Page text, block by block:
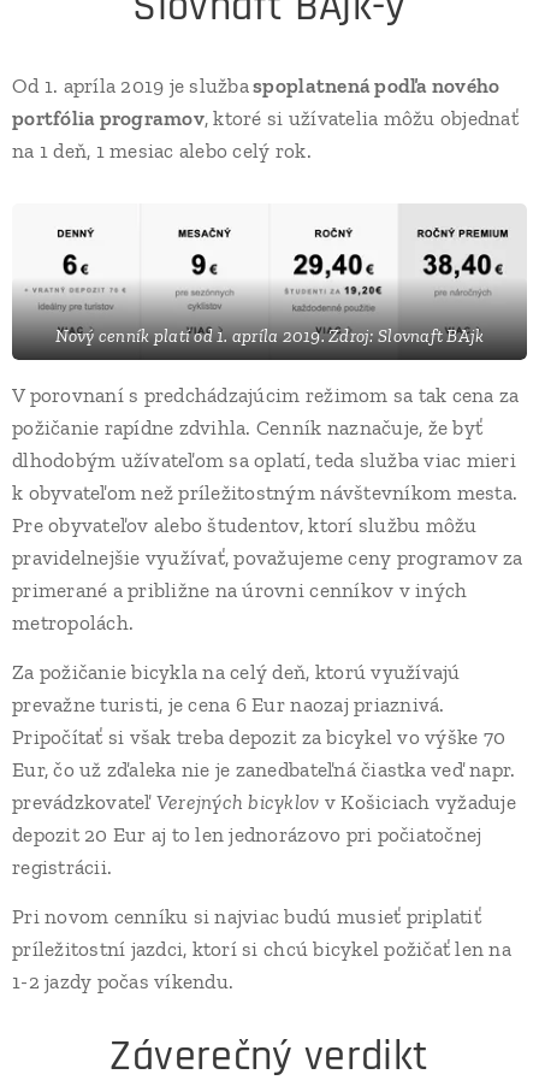
Od 1. apríla 2019 je službaspoplatnená podľa nového
portfólia programov, ktoré si užívatelia môžu objednať
na 1 deň, 1 mesiac alebo celý rok.
Nový cenník platí od 1. apríla 2019. Zdroj: Slovnaft BAjk
V porovnaní s predchádzajúcim režimom sa tak cena za
požičanie rapídne zdvihla. Cenník naznačuje, že byť
dlhodobým užívateľom sa oplatí, teda služba viac mieri
k obyvateľom než príležitostným návštevníkom mesta.
Pre obyvateľov alebo študentov, ktorí službu môžu
pravidelnejšie využívať, považujeme ceny programov za
primerané a približne na úrovni cenníkov v iných
metropolách.
Za požičanie bicykla na celý deň, ktorú využívajú
prevažne turisti, je cena 6 Eur naozaj priaznivá.
Pripočítať si však treba depozit za bicykel vo výške 70
Eur, čo už zďaleka nie je zanedbateľná čiastka veď napr.
prevádzkovateľ Verejných bicyklov v Košiciach vyžaduje
depozit 20 Eur aj to len jednorázovo pri počiatočnej
registrácii.
Pri novom cenníku si najviac budú musieť priplatiť
príležitostní jazdci, ktorí si chcú bicykel požičať len na
1-2 jazdy počas víkendu.
Záverečný verdikt